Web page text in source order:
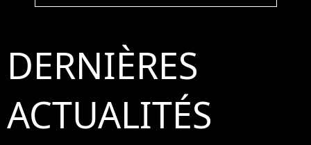
DERNIÈRES
ACTUALITÉS